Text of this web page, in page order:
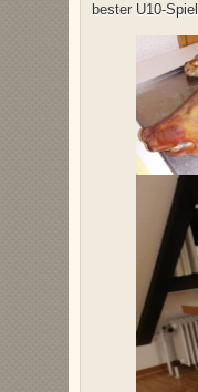
bester U10-